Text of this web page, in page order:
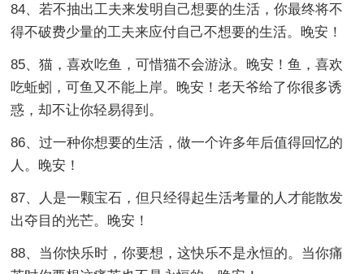
84、若不抽出工夫来发明自己想要的生活，你最终将不
得不破费少量的工夫来应付自己不想要的生活。晚安！
85、猫，喜欢吃鱼，可惜猫不会游泳。晚安！鱼，喜欢
吃蚯蚓，可鱼又不能上岸。晚安！老天爷给了你很多诱
惑，却不让你轻易得到。
86、过一种你想要的生活，做一个许多年后值得回忆的
人。晚安！
87、人是一颗宝石，但只经得起生活考量的人才能散发
出夺目的光芒。晚安！
88、当你快乐时，你要想，这快乐不是永恒的。当你痛